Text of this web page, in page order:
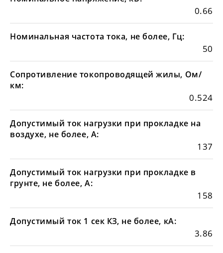
0.66
Номинальная частота тока, не более, Гц:
50
Сопротивление токопроводящей жилы, Ом/
км:
0.524
Допустимый ток нагрузки при прокладке на
воздухе, не более, А:
137
Допустимый ток нагрузки при прокладке в
грунте, не более, А:
158
Допустимый ток 1 сек КЗ, не более, кА:
3.86